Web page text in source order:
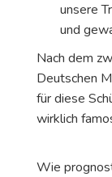
unsere
und
Nach dem
Deutschen
für diese
wirklich
Wie